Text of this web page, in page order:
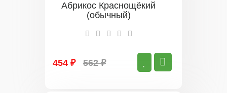
Абрикос Краснощёкий
(обычный)
454 ₽ 562 ₽